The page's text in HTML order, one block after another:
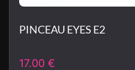
PINCEAU EYES E2
17.00 €